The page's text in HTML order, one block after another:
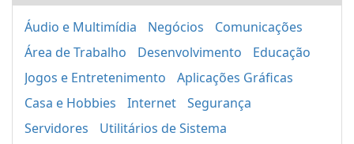
Áudio e Multimídia Negócios
Comunicações
Área de Trabalho
Desenvolvimento
Educação
Jogos e Entretenimento
Aplicações Gráficas
Casa e Hobbies
Internet
Segurança
Servidores
Utilitários de Sistema